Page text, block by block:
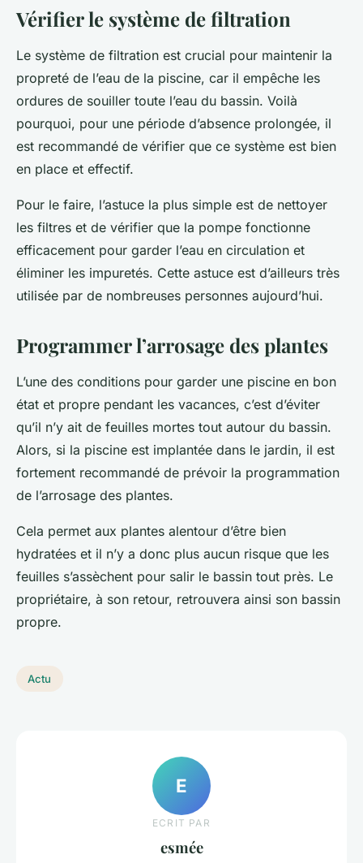
Vérifier le système de filtration
Le système de filtration est crucial pour maintenir la
propreté de l’eau de la piscine, car il empêche les
ordures de souiller toute l’eau du bassin. Voilà
pourquoi, pour une période d’absence prolongée, il
est recommandé de vérifier que ce système est bien
en place et effectif.
Pour le faire, l’astuce la plus simple est de nettoyer
les filtres et de vérifier que la pompe fonctionne
efficacement pour garder l’eau en circulation et
éliminer les impuretés. Cette astuce est d’ailleurs très
utilisée par de nombreuses personnes aujourd’hui.
Programmer l’arrosage des plantes
L’une des conditions pour garder une piscine en bon
état et propre pendant les vacances, c’est d’éviter
qu’il n’y ait de feuilles mortes tout autour du bassin.
Alors, si la piscine est implantée dans le jardin, il est
fortement recommandé de prévoir la programmation
de l’arrosage des plantes.
Cela permet aux plantes alentour d’être bien
hydratées et il n’y a donc plus aucun risque que les
feuilles s’assèchent pour salir le bassin tout près. Le
propriétaire, à son retour, retrouvera ainsi son bassin
propre.
Actu
E
ECRIT PAR
esmée